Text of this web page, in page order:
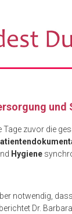
und
Tage zuvor die
Hygiene
notwendig, dass
Dr.